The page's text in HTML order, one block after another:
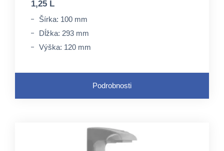
1,25 L
Šírka: 100 mm
Dĺžka: 293 mm
Výška: 120 mm
Podrobnosti